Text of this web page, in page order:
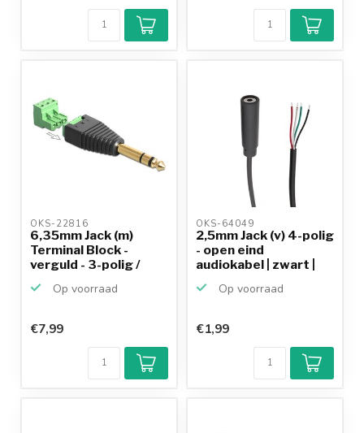
OKS-22816
6,35mm Jack (m)
Terminal Block -
verguld - 3-polig /
Op voorraad
€7,99
OKS-64049
2,5mm Jack (v) 4-polig
- open eind
audiokabel | zwart |
Op voorraad
9,2/10
Achteraf
betalen mogelijk
€1,99